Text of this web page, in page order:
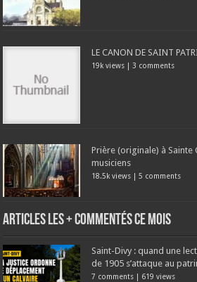
LE CANON DE SAINT
19k views 3 comments
Prière (originale) à Sainte
musiciens
18.5k views |5 comments
Articles les + commentés ce mois
Saint-Divy : quand une
de 1905 s’attaque au
7 comments 619 views